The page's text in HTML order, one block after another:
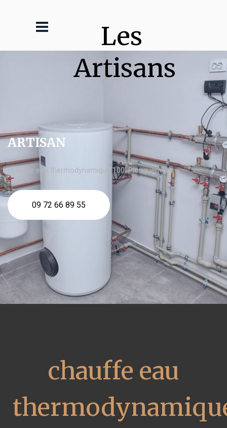
Les
Artisans
ARTISAN
chauffe eau thermodynamique 100l Plouguerneau
09 72 66 89 55
chauffe eau